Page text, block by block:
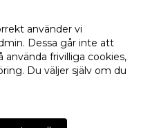
använder vi
Dessa går inte att
använda frivilliga cookies,
Du väljer själv om du